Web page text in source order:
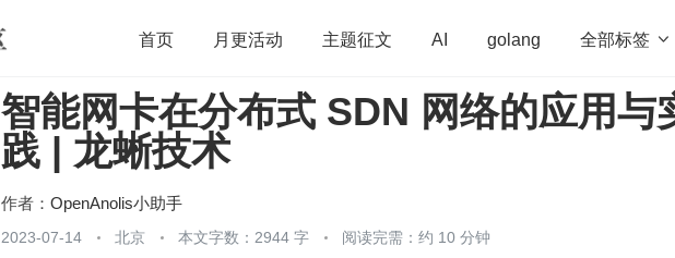
首页 月更活动 主题征文 AI golang 全部标签 
开源 架构 OpenHarmony 算法 学习方法 Web3.0 高
团队管理 程序员
智能网卡在分布式 SDN 网络的应用与
践 | 龙蜥技术
作者： OpenAnolis小助手
2023-07-14 北京 本文字数：2944 字 阅读完需：约 10 分钟